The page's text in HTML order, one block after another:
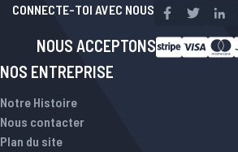
CONNECTE-TOI AVEC NOUS
NOUS ACCEPTONS
NOS ENTREPRISE
Notre Histoire
Nous contacter
Plan du site